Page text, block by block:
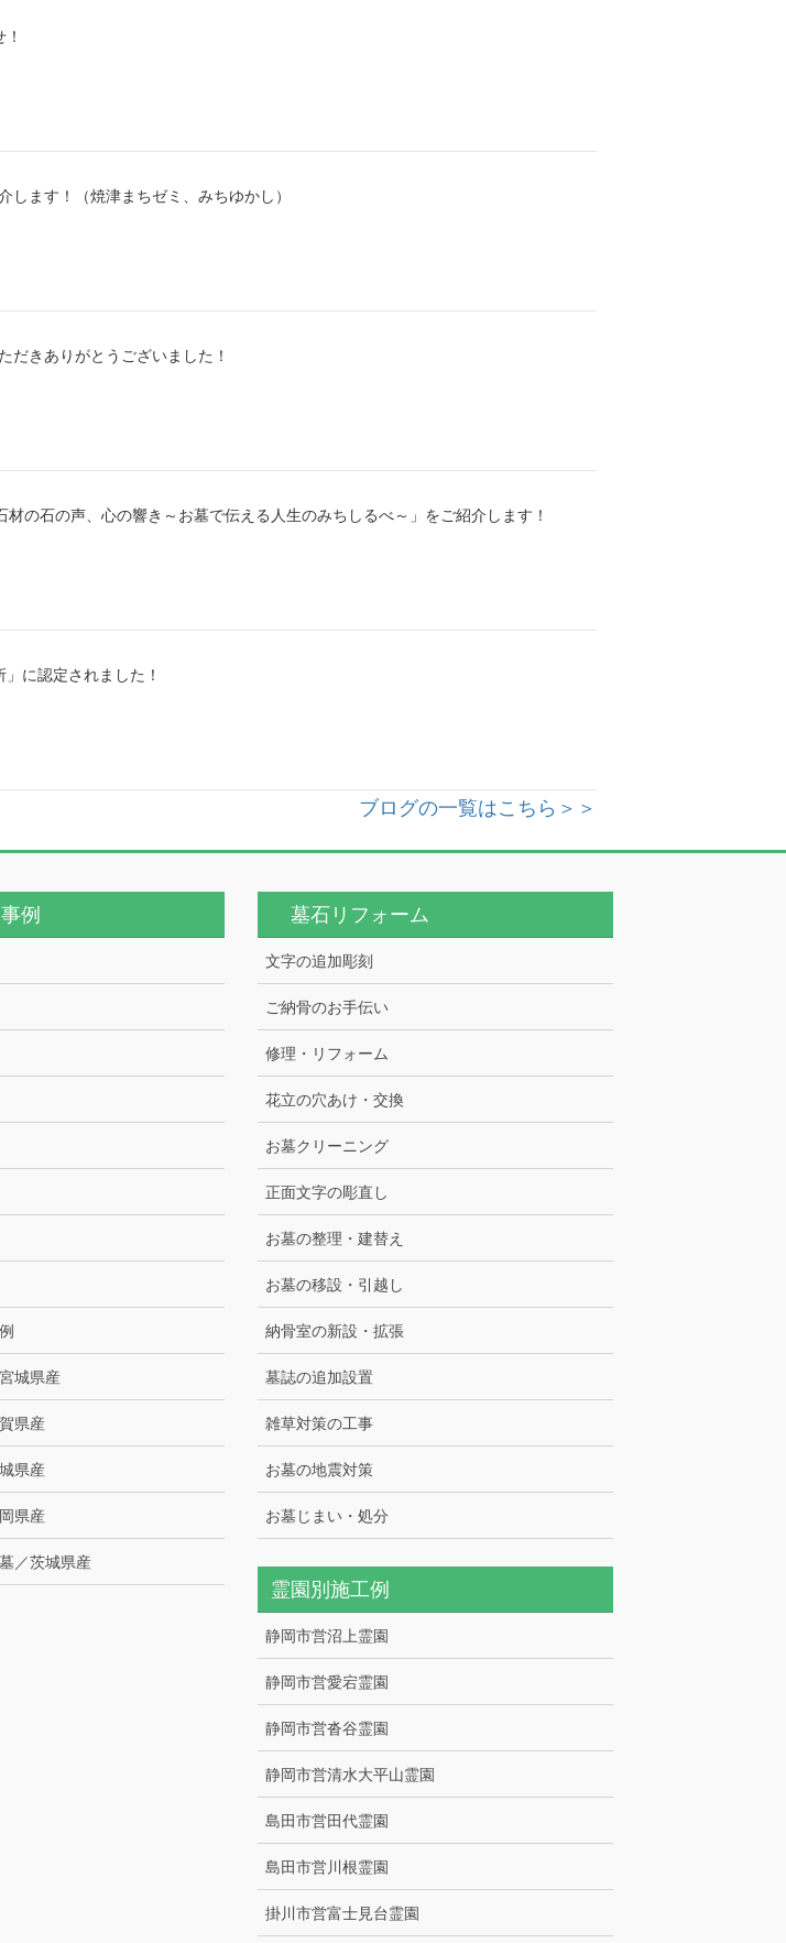
ます！（焼津まちゼミ、みちゆかし）
きありがとうございました！
の石の声、心の響き～お墓で伝える人生のみちしるべ～」をご紹介します！
に認定されました！
ブログの一覧はこちら＞＞
例
城県産
県産
県産
県産
／茨城県産
墓石リフォーム
文字の追加彫刻
ご納骨のお手伝い
修理・リフォーム
花立の穴あけ・交換
お墓クリーニング
正面文字の彫直し
お墓の整理・建替え
お墓の移設・引越し
納骨室の新設・拡張
墓誌の追加設置
雑草対策の工事
お墓の地震対策
お墓じまい・処分
霊園別施工例
静岡市営沼上霊園
静岡市営愛宕霊園
静岡市営沓谷霊園
静岡市営清水大平山霊園
島田市営田代霊園
島田市営川根霊園
掛川市営富士見台霊園